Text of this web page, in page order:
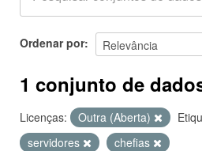
Sobre
Ordenar por
1 conjunto de
Licenças: Outra (Aberta)
servidores
chefias